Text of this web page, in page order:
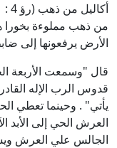
الأرض يرفعونها إلى
قال "وسمعت الأربعة
قدوس الرب الإله
يأتي" . وحينما تعطي
العرش الحي إلى الأبد
الجالس علي العرش